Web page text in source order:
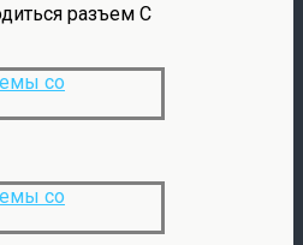
разъем С